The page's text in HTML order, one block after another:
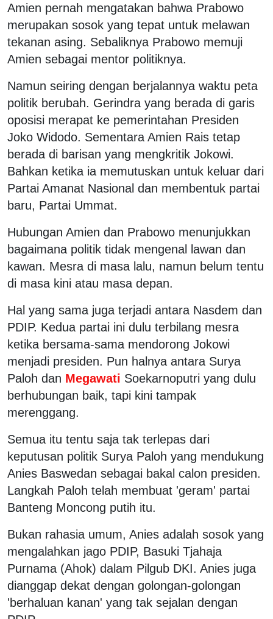
Amien pernah mengatakan bahwa Prabowo
merupakan sosok yang tepat untuk melawan
tekanan asing. Sebaliknya Prabowo memuji
Amien sebagai mentor politiknya.
Namun seiring dengan berjalannya waktu peta
politik berubah. Gerindra yang berada di garis
oposisi merapat ke pemerintahan Presiden
Joko Widodo. Sementara Amien Rais tetap
berada di barisan yang mengkritik Jokowi.
Bahkan ketika ia memutuskan untuk keluar dari
Partai Amanat Nasional dan membentuk partai
baru, Partai Ummat.
Hubungan Amien dan Prabowo menunjukkan
bagaimana politik tidak mengenal lawan dan
kawan. Mesra di masa lalu, namun belum tentu
di masa kini atau masa depan.
Hal yang sama juga terjadi antara Nasdem dan
PDIP. Kedua partai ini dulu terbilang mesra
ketika bersama-sama mendorong Jokowi
menjadi presiden. Pun halnya antara Surya
Paloh dan Megawati Soekarnoputri yang dulu
berhubungan baik, tapi kini tampak
merenggang.
Semua itu tentu saja tak terlepas dari
keputusan politik Surya Paloh yang mendukung
Anies Baswedan sebagai bakal calon presiden.
Langkah Paloh telah membuat 'geram' partai
Banteng Moncong putih itu.
Bukan rahasia umum, Anies adalah sosok yang
mengalahkan jago PDIP, Basuki Tjahaja
Purnama (Ahok) dalam Pilgub DKI. Anies juga
dianggap dekat dengan golongan-golongan
'berhaluan kanan' yang tak sejalan dengan